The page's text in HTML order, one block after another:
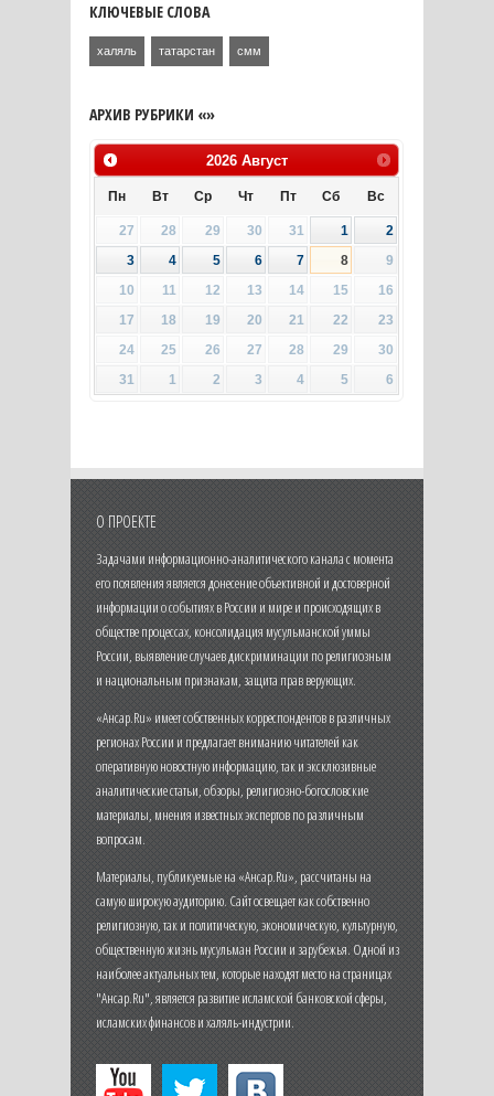
КЛЮЧЕВЫЕ СЛОВА
халяль татарстан смм
АРХИВ РУБРИКИ «»
2026 Август
Пн Вт Ср Чт Пт Сб Вс
27 28 29 30 31 1
2
3
4 5 6 7 8
9
10
11 12 13 14 15
16
17
18 19 20 21 22
23
24
25 26 27 28 29
30
31
1 2 3 4 5 6
О ПРОЕКТЕ
Задачами информационно-аналитического канала с момента
его появления является донесение объективной и достоверной
информации о событиях в России и мире и происходящих в
обществе процессах, консолидация мусульманской уммы
России, выявление случаев дискриминации по религиозным
и национальным признакам, защита прав верующих.
«Ансар.Ru» имеет собственных корреспондентов в различных
регионах России и предлагает вниманию читателей как
оперативную новостную информацию, так и эксклюзивные
аналитические статьи, обзоры, религиозно-богословские
материалы, мнения известных экспертов по различным
вопросам.
Материалы, публикуемые на «Ансар.Ru», рассчитаны на
самую широкую аудиторию. Сайт освещает как собственно
религиозную, так и политическую, экономическую, культурную,
общественную жизнь мусульман России и зарубежья. Одной из
наиболее актуальных тем, которые находят место на страницах
"Ансар.Ru", является развитие исламской банковской сферы,
исламских финансов и халяль-индустрии.